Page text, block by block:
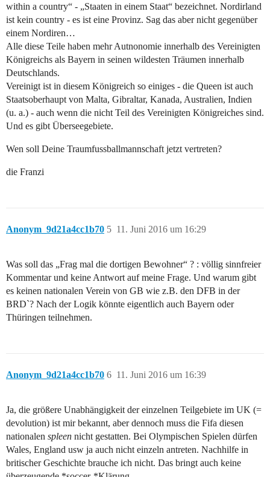
within a country“ - „Staaten in einem Staat“ bezeichnet. Nordirland
ist kein country - es ist eine Provinz. Sag das aber nicht gegenüber
einem Nordiren…
Alle diese Teile haben mehr Autnonomie innerhalb des Vereinigten
Königreichs als Bayern in seinen wildesten Träumen innerhalb
Deutschlands.
Vereinigt ist in diesem Königreich so einiges - die Queen ist auch
Staatsoberhaupt von Malta, Gibraltar, Kanada, Australien, Indien
(u. a.) - auch wenn die nicht Teil des Vereinigten Königreiches sind.
Und es gibt Überseegebiete.
Wen soll Deine Traumfussballmannschaft jetzt vertreten?
die Franzi
Anonym_9d21a4cc1b70 11. Juni 2016 um 16:29
5
Was soll das „Frag mal die dortigen Bewohner“ ? : völlig sinnfreier
Kommentar und keine Antwort auf meine Frage. Und warum gibt
es keinen nationalen Verein von GB wie z.B. den DFB in der
BRD`? Nach der Logik könnte eigentlich auch Bayern oder
Thüringen teilnehmen.
Anonym_9d21a4cc1b70 11. Juni 2016 um 16:39
6
Ja, die größere Unabhängigkeit der einzelnen Teilgebiete im UK (=
devolution) ist mir bekannt, aber dennoch muss die Fifa diesen
nationalen spleen nicht gestatten. Bei Olympischen Spielen dürfen
Wales, England usw ja auch nicht einzeln antreten. Nachhilfe in
britischer Geschichte brauche ich nicht. Das bringt auch keine